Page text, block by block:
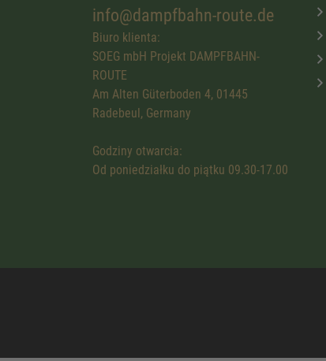
info@dampfbahn-route.de
Biuro klienta:
SOEG mbH Projekt DAMPFBAHN-
ROUTE
Am Alten Güterboden 4, 01445
Radebeul, Germany
Godziny otwarcia:
Od poniedziałku do piątku 09.30-17.00